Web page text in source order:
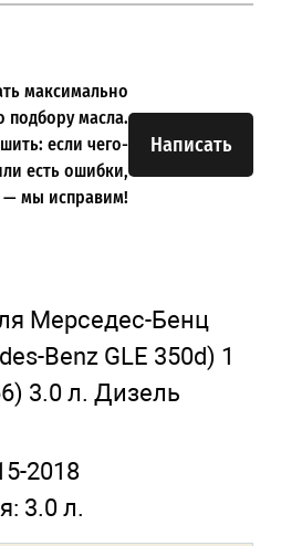
Написать
максимально
подбору масла.
если чего-
есть ошибки,
— мы исправим!
Мерседес-Бенц
Benz GLE 350d) 1
3.0 л. Дизель
2018
3.0 л.